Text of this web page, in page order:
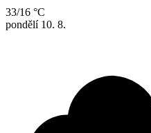
33/16 °C
pondělí 10. 8.